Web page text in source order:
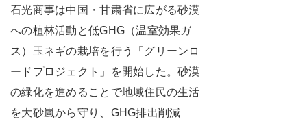
石光商事は中国・甘粛省に広がる砂漠
への植林活動と低GHG（温室効果ガ
ス）玉ネギの栽培を行う「グリーンロ
ードプロジェクト」を開始した。砂漠
の緑化を進めることで地域住民の生活
を大砂嵐から守り、GHG排出削減